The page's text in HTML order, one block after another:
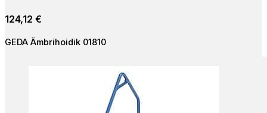
124,12 €
GEDA Ämbrihoidik 01810